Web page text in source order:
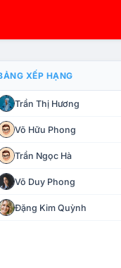
CHẾ TÀI XỬ LÝ VI PHẠM
XẾP HẠNG
Trần Thị Hương
Võ Hữu Phong
Trần Ngọc Hà
Võ Duy Phong
Đặng Kim Quỳnh